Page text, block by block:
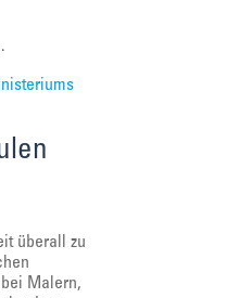
überall zu
Malern,